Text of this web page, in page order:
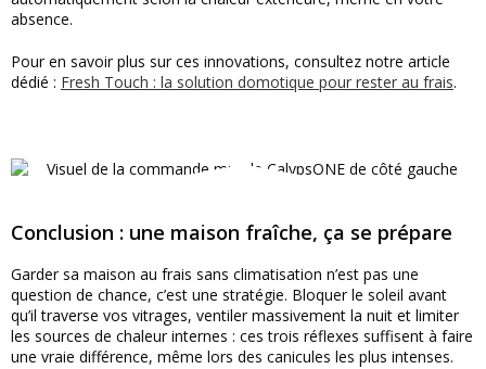
absence.
Pour en savoir plus sur ces innovations, consultez notre article
dédié : Fresh Touch : la solution domotique pour rester au frais.
Conclusion : une maison fraîche, ça se prépare
Garder sa maison au frais sans climatisation n’est pas une
question de chance, c’est une stratégie. Bloquer le soleil avant
qu’il traverse vos vitrages, ventiler massivement la nuit et limiter
les sources de chaleur internes : ces trois réflexes suffisent à faire
une vraie différence, même lors des canicules les plus intenses.